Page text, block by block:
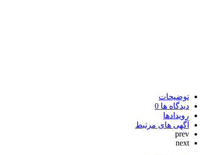
توضیحات
دیدگاه ها 0
رویدادها
آگهی های مرتبط
prev
next